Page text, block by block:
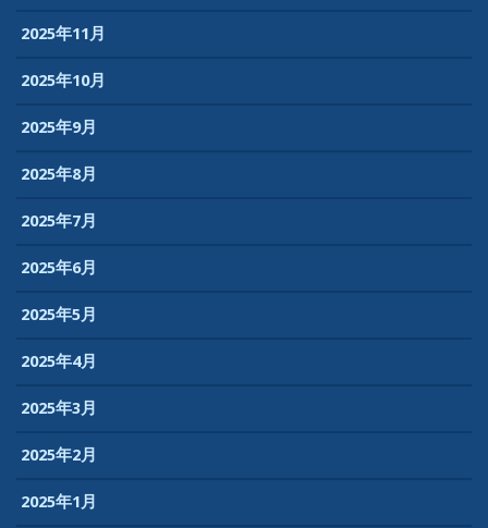
2025年11月
2025年10月
2025年9月
2025年8月
2025年7月
2025年6月
2025年5月
2025年4月
2025年3月
2025年2月
2025年1月